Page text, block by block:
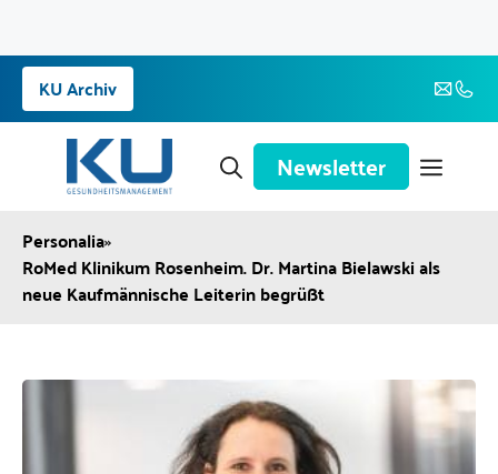
Zum
Inhalt
springen
KU Archiv
Newsletter
Personalia»
RoMed Klinikum Rosenheim. Dr. Martina Bielawski als
neue Kaufmännische Leiterin begrüßt